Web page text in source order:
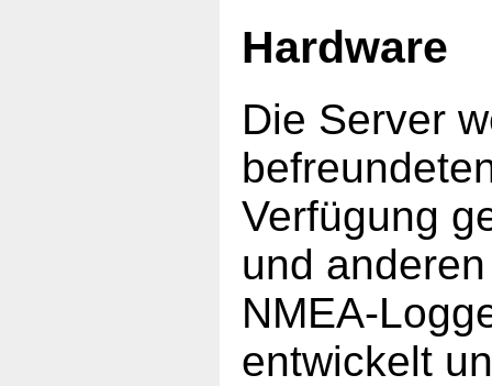
Hardware
Die Server
Verfügung
und
NMEA-
entwickelt